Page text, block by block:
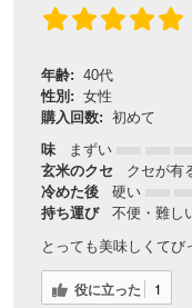
年齢: 40代
性別: 女性
購入回数: 初めて
味
まずい
玄米のクセ
クセが有
冷めた後
硬い
持ち運び
不便・難し
とっても美味しくてび
役に立った 1